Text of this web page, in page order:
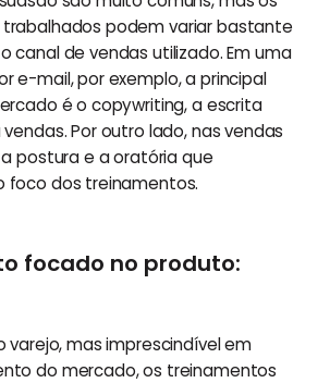
podem variar bastante
canal de vendas utilizado. Em uma
e-mail, por exemplo, a principal
é o copywriting, a escrita
Por outro lado, nas vendas
postura e a oratória que
foco dos treinamentos.
focado no produto:
varejo, mas imprescindível em
do mercado, os treinamentos